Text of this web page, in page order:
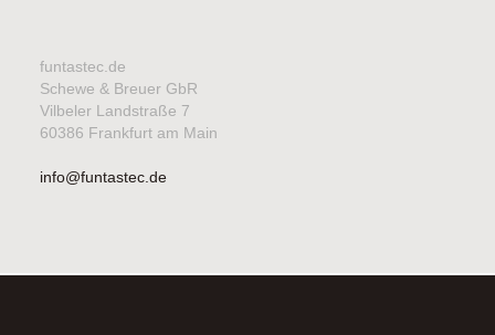
funtastec.de
Schewe & Breuer GbR
Vilbeler Landstraße 7
60386 Frankfurt am Main
info@funtastec.de